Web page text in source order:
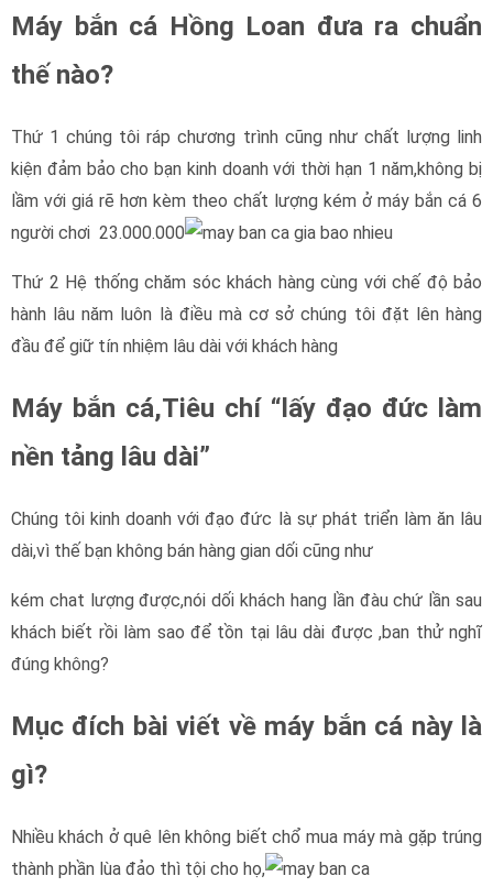
Máy bắn cá Hồng Loan đưa ra chuẩn
thế nào?
Thứ 1 chúng tôi ráp chương trình cũng như chất lượng linh
kiện đảm bảo cho bạn kinh doanh với thời hạn 1 năm,không bị
lầm với giá rẽ hơn kèm theo chất lượng kém ở máy bắn cá 6
người chơi 23.000.000
Thứ 2 Hệ thống chăm sóc khách hàng cùng với chế độ bảo
hành lâu năm luôn là điều mà cơ sở chúng tôi đặt lên hàng
đầu để giữ tín nhiệm lâu dài với khách hàng
Máy bắn cá,Tiêu chí “lấy đạo đức làm
nền tảng lâu dài”
Chúng tôi kinh doanh với đạo đức là sự phát triển làm ăn lâu
dài,vì thế bạn không bán hàng gian dối cũng như
kém chat lượng được,nói dối khách hang lần đàu chứ lần sau
khách biết rồi làm sao để tồn tại lâu dài được ,ban thử nghĩ
đúng không?
Mục đích bài viết về máy bắn cá này là
gì?
Nhiều khách ở quê lên không biết chổ mua máy mà gặp trúng
thành phần lùa đảo thì tội cho họ,